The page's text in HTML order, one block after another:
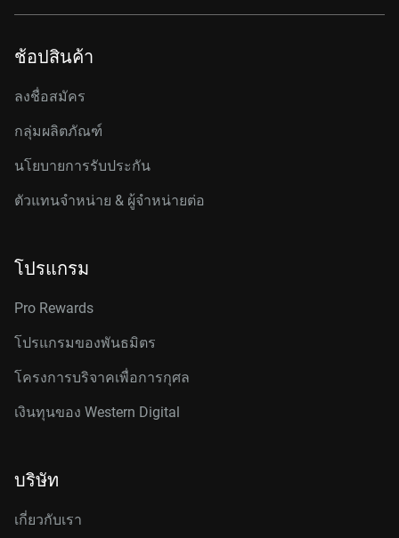
ช้อปสินค้า
ลงชื่อสมัคร
กลุ่มผลิตภัณฑ์
นโยบายการรับประกัน
ตัวแทนจำหน่าย & ผู้จำหน่ายต่อ
โปรแกรม
Pro Rewards
โปรแกรมของพันธมิตร
โครงการบริจาคเพื่อการกุศล
เงินทุนของ Western Digital
บริษัท
เกี่ยวกับเรา